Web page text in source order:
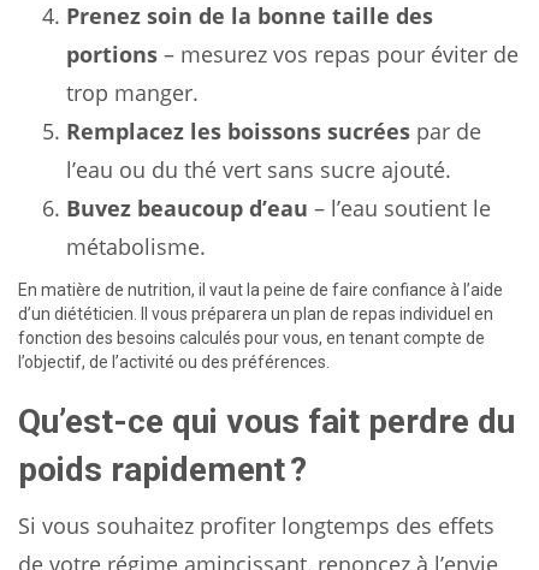
Prenez soin de la bonne taille des
portions – mesurez vos repas pour éviter de
trop manger.
Remplacez les boissons sucrées par de
l’eau ou du thé vert sans sucre ajouté.
Buvez beaucoup d’eau – l’eau soutient le
métabolisme.
En matière de nutrition, il vaut la peine de faire confiance à l’aide
d’un diététicien. Il vous préparera un plan de repas individuel en
fonction des besoins calculés pour vous, en tenant compte de
l’objectif, de l’activité ou des préférences.
Qu’est-ce qui vous fait perdre du
poids rapidement ?
Si vous souhaitez profiter longtemps des effets